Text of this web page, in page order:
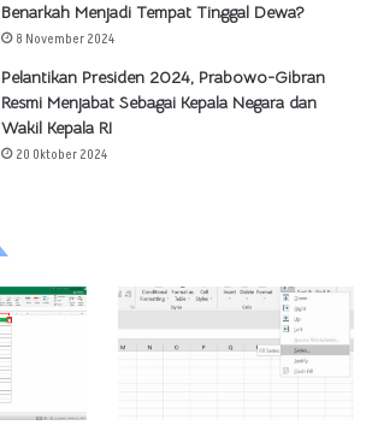
Benarkah Menjadi Tempat Tinggal Dewa?
8 November 2024
Pelantikan Presiden 2024, Prabowo-Gibran
Resmi Menjabat Sebagai Kepala Negara dan
Wakil Kepala RI
20 Oktober 2024